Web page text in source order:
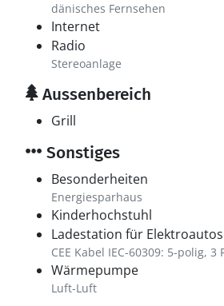
dänisches Fernsehen
Internet
Radio
Stereoanlage
Aussenbereich
Grill
Sonstiges
Besonderheiten
Energiesparhaus
Kinderhochstuhl
Ladestation für Elektroautos
CEE Kabel IEC-60309: 5-polig, 3
Wärmepumpe
Luft-Luft